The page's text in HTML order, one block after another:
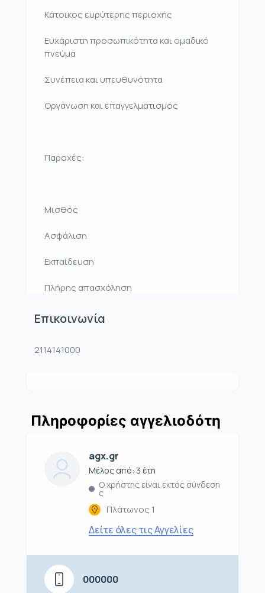
Κάτοικος ευρύτερης περιοχής
Ευχάριστη προσωπικότητα και ομαδικό
πνεύμα
Συνέπεια και υπευθυνότητα
Οργάνωση και επαγγελματισμός
Παροχές:
Μισθός
Ασφάλιση
Εκπαίδευση
Πλήρης απασχόληση
Επικοινωνία
2114141000
Πληροφορίες αγγελιοδότη
agx.gr
Μέλος από: 3 έτη
Ο χρήστης είναι εκτός σύνδεση
ς
Πλάτωνος 1
Δείτε όλες τις Αγγελίες
000000